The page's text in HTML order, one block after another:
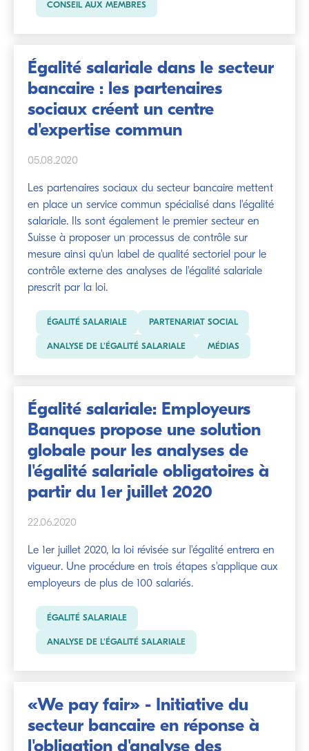
CONSEIL AUX MEMBRES
Égalité salariale dans le secteur
bancaire : les partenaires
sociaux créent un centre
d'expertise commun
05.08.2020
Les partenaires sociaux du secteur bancaire mettent
en place un service commun spécialisé dans l'égalité
salariale. Ils sont également le premier secteur en
Suisse à proposer un processus de contrôle sur
mesure ainsi qu'un label de qualité sectoriel pour le
contrôle externe des analyses de l'égalité salariale
prescrit par la loi.
ÉGALITÉ SALARIALE PARTENARIAT SOCIAL
ANALYSE DE L'ÉGALITÉ SALARIALE MÉDIAS
Égalité salariale: Employeurs
Banques propose une solution
globale pour les analyses de
l'égalité salariale obligatoires à
partir du 1er juillet 2020
22.06.2020
Le 1er juillet 2020, la loi révisée sur l'égalité entrera en
vigueur. Une procédure en trois étapes s'applique aux
employeurs de plus de 100 salariés.
ÉGALITÉ SALARIALE
ANALYSE DE L'ÉGALITÉ SALARIALE
«We pay fair» - Initiative du
secteur bancaire en réponse à
l'obligation d'analyse des